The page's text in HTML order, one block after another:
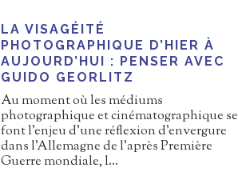
LA VISAGÉITÉ
PHOTOGRAPHIQUE D’HIER À
AUJOURD’HUI : PENSER AVEC
GUIDO GEORLITZ
Au moment où les médiums
photographique et cinématographique se
font l’enjeu d’une réflexion d’envergure
dans l’Allemagne de l’après Première
Guerre mondiale, l...